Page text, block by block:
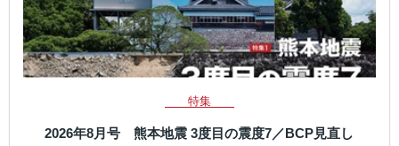
特集
2026年8月号 熊本地震 3度目の震度7／BCP見直し